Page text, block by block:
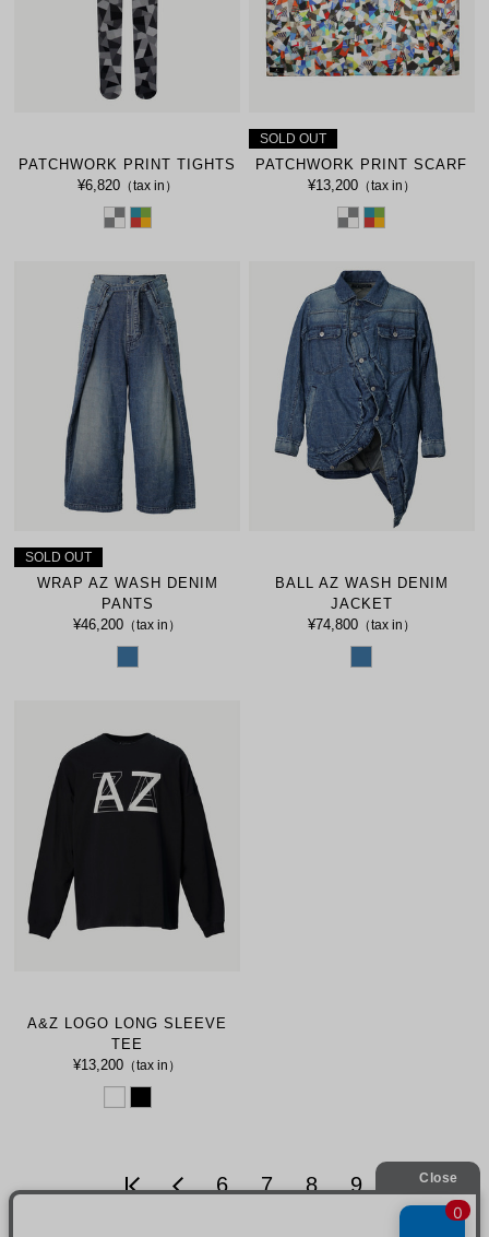
PATCHWORK PRINT TIGHTS
¥6,820（tax in）
SOLD OUT
PATCHWORK PRINT SCARF
¥13,200（tax in）
SOLD OUT
WRAP AZ WASH DENIM
PANTS
¥46,200 （tax in）
BALL AZ WASH DENIM
JACKET
¥74,800（tax in）
A&Z LOGO LONG SLEEVE
TEE
¥13,200 （tax in）
6 7 8 9